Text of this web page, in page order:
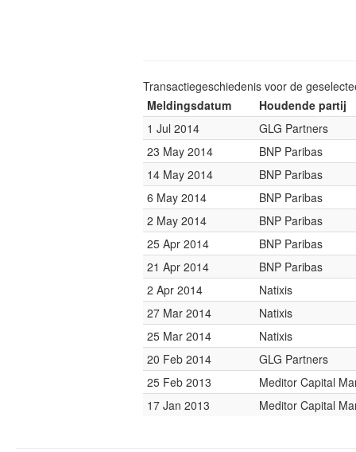
Transactiegeschiedenis voor de
Meldingsdatum
Houdende partij
1 Jul 2014
GLG Partners
23 May 2014
BNP Paribas
14 May 2014
BNP Paribas
6 May 2014
BNP Paribas
2 May 2014
BNP Paribas
25 Apr 2014
BNP Paribas
21 Apr 2014
BNP Paribas
2 Apr 2014
Natixis
27 Mar 2014
Natixis
25 Mar 2014
Natixis
20 Feb 2014
GLG Partners
25 Feb 2013
Meditor Capital
17 Jan 2013
Meditor Capital